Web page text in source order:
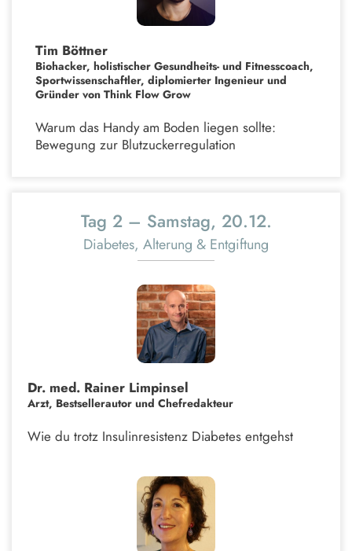
Tim Böttner
Biohacker, holistischer Gesundheits- und Fitnesscoach,
Sportwissenschaftler, diplomierter Ingenieur und
Gründer von Think Flow Grow
Warum das Handy am Boden liegen sollte:
Bewegung zur Blutzuckerregulation
Tag 2 – Samstag, 20.12.
Diabetes, Alterung & Entgiftung
Dr. med. Rainer Limpinsel
Arzt, Bestsellerautor und Chefredakteur
Wie du trotz Insulinresistenz Diabetes entgehst